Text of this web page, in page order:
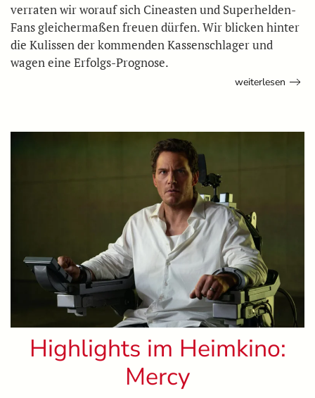
verraten wir worauf sich Cineasten und Superhelden-
Fans gleichermaßen freuen dürfen. Wir blicken hinter
die Kulissen der kommenden Kassenschlager und
wagen eine Erfolgs-Prognose.
weiterlesen
Highlights im Heimkino:
Mercy